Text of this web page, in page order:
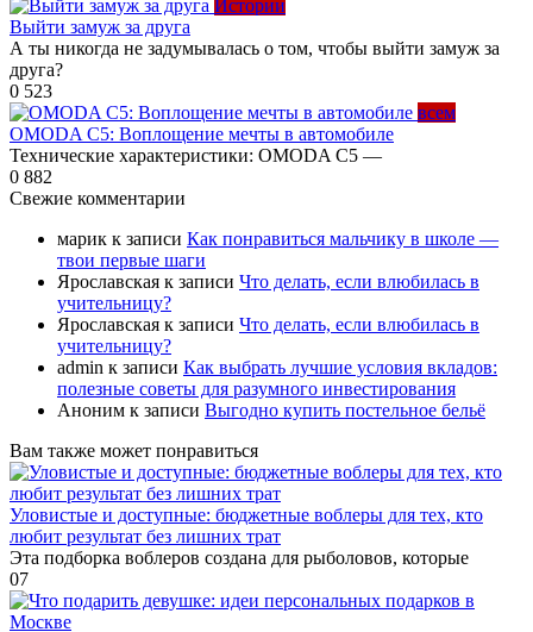
Истории
Выйти замуж за друга
А ты никогда не задумывалась о том, чтобы выйти замуж за
друга?
0 523
всем
OMODA С5: Воплощение мечты в автомобиле
Технические характеристики: OMODA С5 —
0 882
Свежие комментарии
марик к записи Как понравиться мальчику в школе —
твои первые шаги
Ярославская к записи Что делать, если влюбилась в
учительницу?
Ярославская к записи Что делать, если влюбилась в
учительницу?
admin к записи Как выбрать лучшие условия вкладов:
полезные советы для разумного инвестирования
Аноним к записи Выгодно купить постельное бельё
Вам также может понравиться
Уловистые и доступные: бюджетные воблеры для тех, кто
любит результат без лишних трат
Эта подборка воблеров создана для рыболовов, которые
07